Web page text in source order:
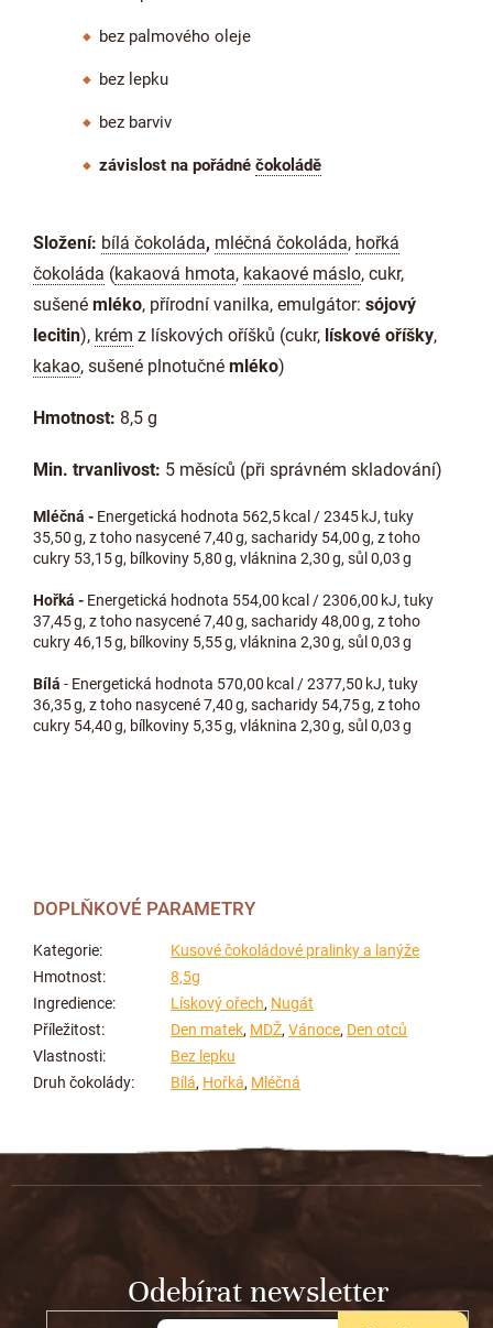
bez palmového oleje
bez lepku
bez barviv
závislost na pořádné čokoládě
Složení: bílá čokoláda, mléčná čokoláda, hořká
čokoláda (kakaová hmota, kakaové máslo, cukr,
sušené mléko, přírodní vanilka, emulgátor: sójový
lecitin), krém z lískových oříšků (cukr, lískové oříšky,
kakao, sušené plnotučné mléko)
Hmotnost: 8,5 g
Min. trvanlivost: 5 měsíců (při správném skladování)
Mléčná - Energetická hodnota 562,5 kcal / 2345 kJ, tuky
35,50 g, z toho nasycené 7,40 g, sacharidy 54,00 g, z toho
cukry 53,15 g, bílkoviny 5,80 g, vláknina 2,30 g, sůl 0,03 g
Hořká - Energetická hodnota 554,00 kcal / 2306,00 kJ, tuky
37,45 g, z toho nasycené 7,40 g, sacharidy 48,00 g, z toho
cukry 46,15 g, bílkoviny 5,55 g, vláknina 2,30 g, sůl 0,03 g
Bílá - Energetická hodnota 570,00 kcal / 2377,50 kJ, tuky
36,35 g, z toho nasycené 7,40 g, sacharidy 54,75 g, z toho
cukry 54,40 g, bílkoviny 5,35 g, vláknina 2,30 g, sůl 0,03 g
DOPLŇKOVÉ PARAMETRY
Kategorie:
Kusové čokoládové pralinky a lanýže
Hmotnost:
8,5g
Ingredience: Lískový ořech, Nugát
Příležitost: Den matek, MDŽ, Vánoce, Den otců
Vlastnosti:
Bez lepku
Druh čokolády: Bílá, Hořká, Mléčná
Z
Odebírat newsletter